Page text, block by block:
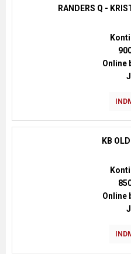
RANDERS Q -
Online
KB
Online